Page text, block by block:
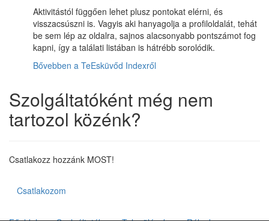
Aktivitástól függően lehet plusz pontokat elérni, és
visszacsúszni is. Vagyis aki hanyagolja a profiloldalát, tehát
be sem lép az oldalra, sajnos alacsonyabb pontszámot fog
kapni, így a találati listában is hátrébb sorolódik.
Bővebben a TeEsküvőd Indexről
Szolgáltatóként még nem
tartozol közénk?
Csatlakozz hozzánk MOST!
Csatlakozom